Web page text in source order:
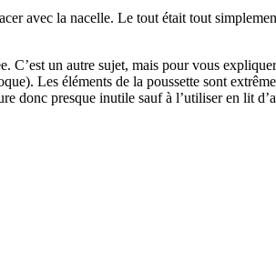
avec la nacelle. Le tout était tout
C’est un autre sujet, mais pour vous
Les éléments de la poussette sont
donc presque inutile sauf à l’utiliser en lit